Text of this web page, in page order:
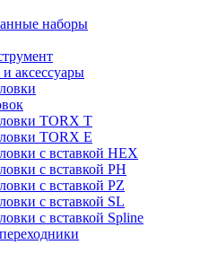
наборы
аксессуары
TORX T
TORX Е
с вставкой HEX
с вставкой PH
с вставкой PZ
с вставкой SL
с вставкой Spline